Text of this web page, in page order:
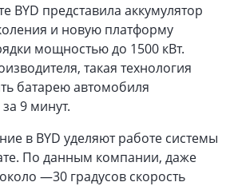
BYD представила аккумулятор
и новую платформу
мощностью до 1500 кВт.
такая технология
батарею автомобиля
9 минут.
в BYD уделяют работе системы
По данным компании, даже
—30 градусов скорость